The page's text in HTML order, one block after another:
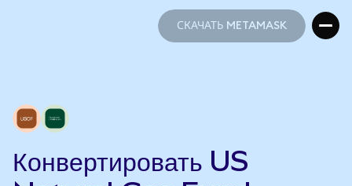
СКАЧАТЬ METAMASK
Конвертировать US